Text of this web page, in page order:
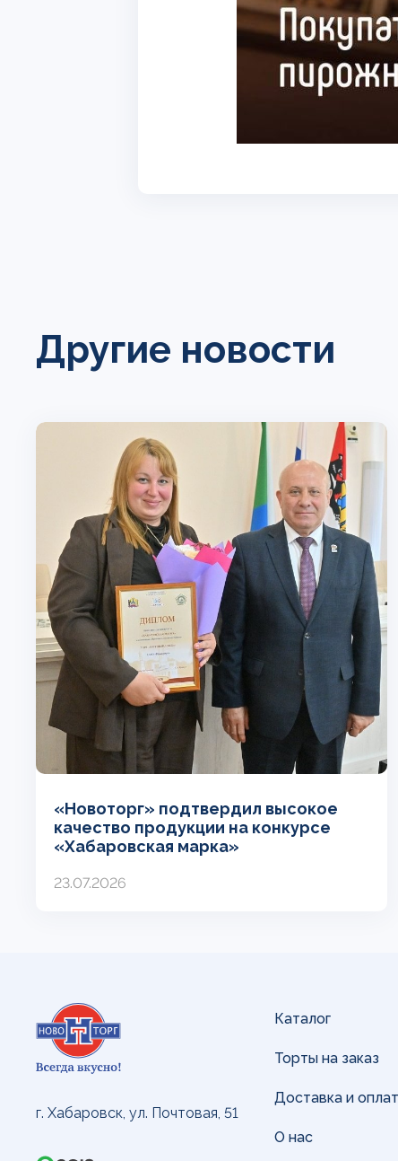
Другие новости
«Новоторг» подтвердил высокое
качество продукции на конкурсе
«Хабаровская марка»
23.07.2026
г. Хабаровск, ул. Почтовая, 51
Каталог
Торты на заказ
Доставка и
О нас